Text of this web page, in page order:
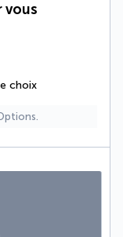
vous
choix